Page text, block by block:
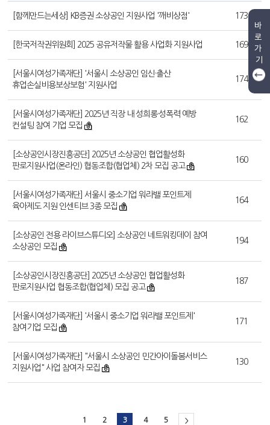
[함께만드는세상] KB증권 소상공인 지원사업 '깨비상점' 173
[한국저작권위원회] 2025 공유저작물 활용 사업화 지원사업 169
[서울시여성가족재단] '서울시 소상공인 임신·출산
휴업손실비용보상보험' 지원사업
174
[서울시여성가족재단] 2025년 직장 내 성희롱·성폭력 예방
컨설팅 참여 기업 모집
162
[소상공인시장진흥공단] 2025년 소상공인 협업활성화
판로지원사업(온라인) 협동조합(협업체) 2차 모집 공고
160
[서울시여성가족재단] 서울시 중소기업 워라밸 포인트제
육아제도 지원 인센티브 3종 모집
164
[소상공인 전용 라이브스튜디오] 소상공인 네트워킹데이 참여
소상공인 모집
194
[소상공인시장진흥공단] 2025년 소상공인 협업활성화
판로지원사업 협동조합(협업체) 모집 공고
187
[서울시여성가족재단] '서울시 중소기업 워라밸 포인트제'
참여기업 모집
171
[서울시여성가족재단] "서울시 소상공인 민간아이돌봄서비스
지원사업" 사업 참여자 모집
130
1 2 3 4 5 >
바
로
가
기